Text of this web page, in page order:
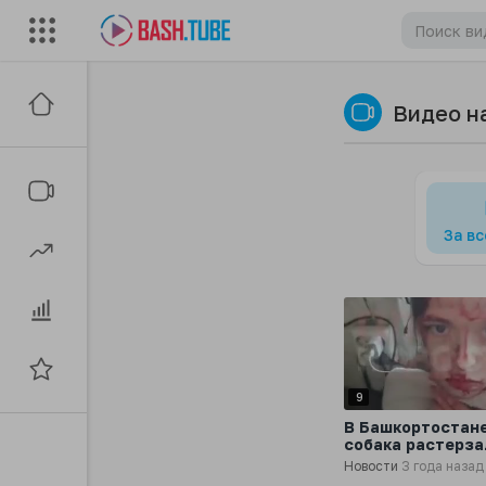
Видео
За
9
В
собака
лицо
Новости 3 года назад